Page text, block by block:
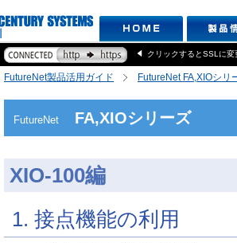
クリックするとSSLに変
FutureNet製品活用ガイド FutureNet FA,XIOシリ
FutureNet FA,XIOシリーズ
XIO-100編
1. 接点機能の利用